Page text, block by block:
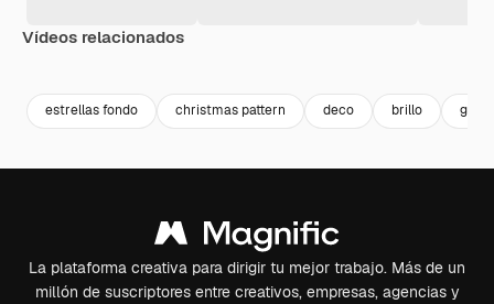
Vídeos relacionados
estrellas fondo christmas pattern deco brillo glow
La plataforma creativa para dirigir tu mejor trabajo. Más de un
millón de suscriptores entre creativos, empresas, agencias y